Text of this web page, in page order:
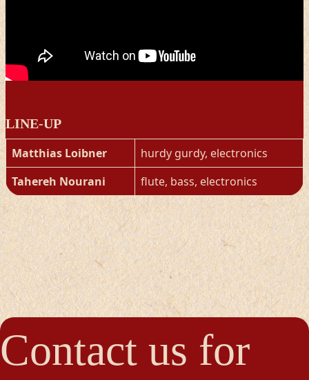
LINE-UP
Matthias Loibner
hurdy gurdy, electronics
Tahereh Nourani
flute, bass, electronics
Contact us for